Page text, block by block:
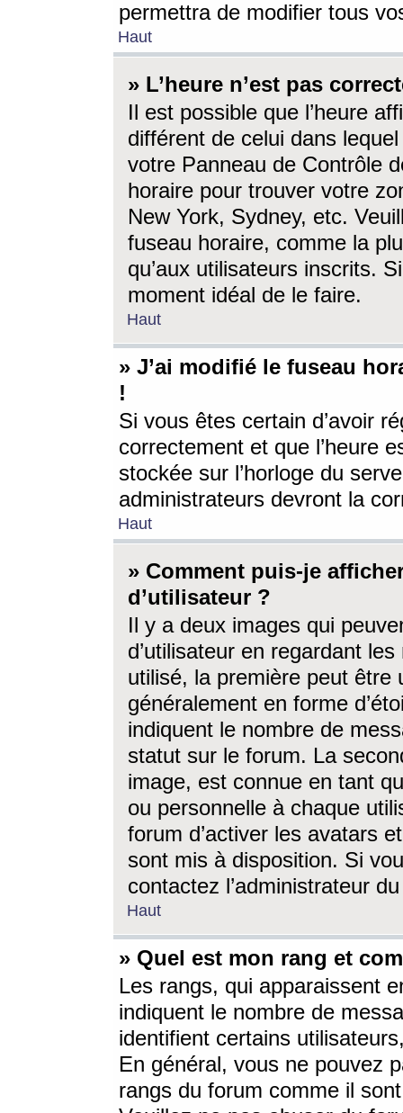
permettra de modifier tous
Haut
» L’heure n’est pas
Il est possible que l’heure
différent de celui dans
votre Panneau de Contrôle
horaire pour trouver votre
New York, Sydney, etc.
fuseau horaire, comme la
qu’aux utilisateurs inscrits.
moment idéal de le faire.
Haut
» J’ai modifié le fuseau
!
Si vous êtes certain d’avoir
correctement et que l’heure
stockée sur l’horloge du
administrateurs devront la
Haut
» Comment puis-je
d’utilisateur ?
Il y a deux images qui
d’utilisateur en regardant
utilisé, la première peut être
généralement en forme
indiquent le nombre de
statut sur le forum. La
image, est connue en tant
ou personnelle à chaque
forum d’activer les avatars
sont mis à disposition. Si
contactez l’administrateur
Haut
» Quel est mon rang et
Les rangs, qui apparaissent
indiquent le nombre de
identifient certains
En général, vous ne pouvez
rangs du forum comme il